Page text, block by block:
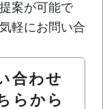
案が可能で
軽にお問い合
合わせ
らから